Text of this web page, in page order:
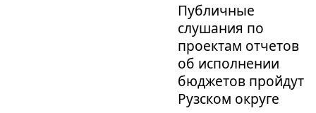
Публичные
слушания по
проектам отчетов
об исполнении
бюджетов пройдут
Рузском округе